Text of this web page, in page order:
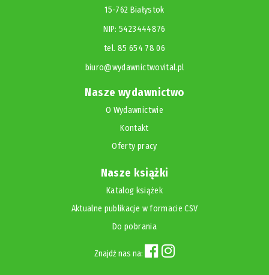
15-762 Białystok
NIP: 5423444876
tel. 85 654 78 06
biuro@wydawnictwovital.pl
Nasze wydawnictwo
O Wydawnictwie
Kontakt
Oferty pracy
Nasze książki
Katalog książek
Aktualne publikacje w formacie CSV
Do pobrania
Znajdź nas na: